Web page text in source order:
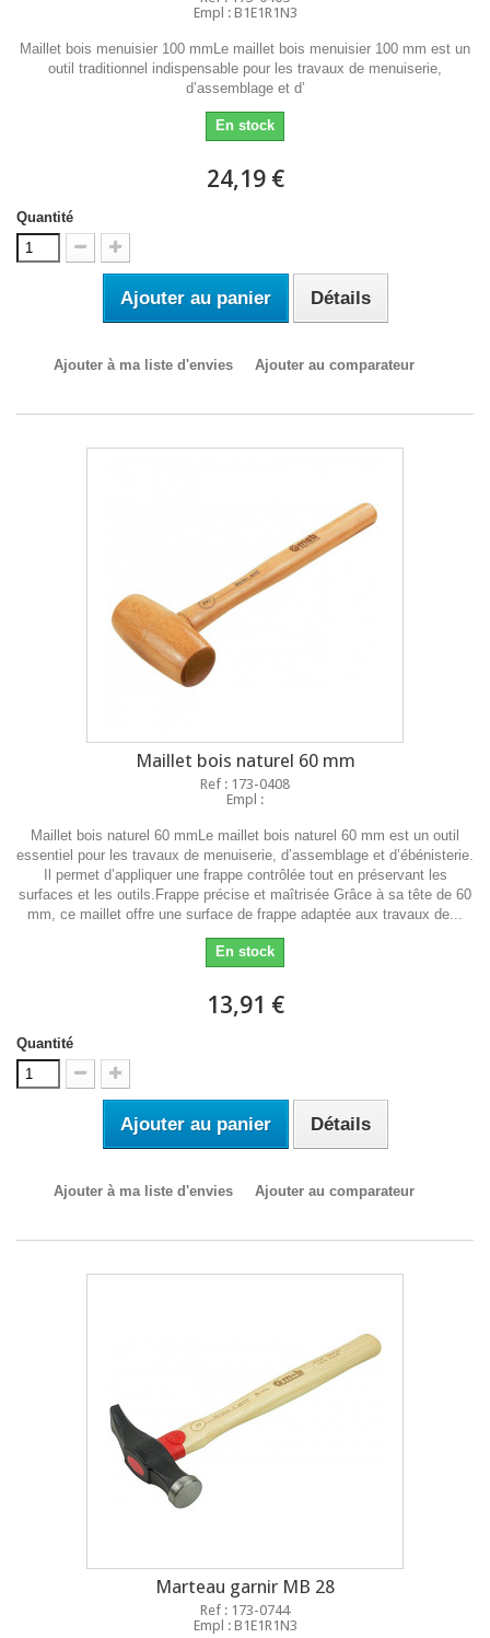
Empl : B1E1R1N3
Maillet bois menuisier 100 mmLe maillet bois menuisier 100 mm est un
outil traditionnel indispensable pour les travaux de menuiserie,
d’assemblage et d’
En stock
24,19 €
Quantité
Ajouter au panier Détails
Ajouter à ma liste d'envies Ajouter au comparateur
Maillet bois naturel 60 mm
Ref : 173-0408
Empl :
Maillet bois naturel 60 mmLe maillet bois naturel 60 mm est un outil
essentiel pour les travaux de menuiserie, d’assemblage et d’ébénisterie.
Il permet d’appliquer une frappe contrôlée tout en préservant les
surfaces et les outils.Frappe précise et maîtrisée Grâce à sa tête de 60
mm, ce maillet offre une surface de frappe adaptée aux travaux de...
En stock
13,91 €
Quantité
Ajouter au panier Détails
Ajouter à ma liste d'envies Ajouter au comparateur
Marteau garnir MB 28
Ref : 173-0744
Empl : B1E1R1N3